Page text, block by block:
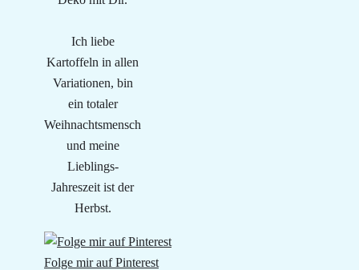
Ich liebe
Kartoffeln in allen
Variationen, bin
ein totaler
Weihnachtsmensch
und meine
Lieblings-
Jahreszeit ist der
Herbst.
Folge mir auf Pinterest